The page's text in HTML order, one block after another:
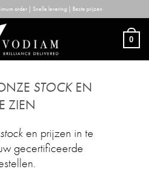
order | Snelle levering | Beste prijzen
0
STOCKEN
ZIEN
stock en prijzen in te
gecertificeerde